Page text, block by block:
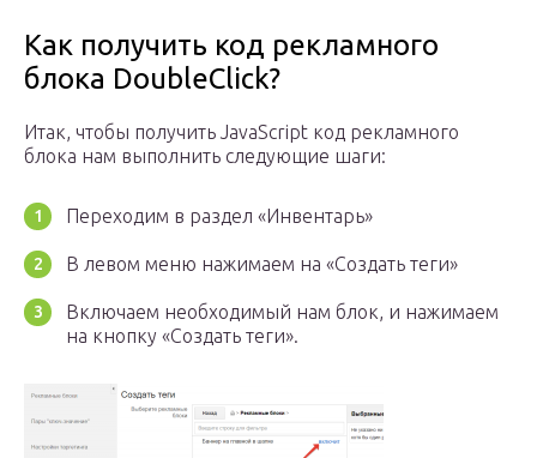
Как получить код рекламного
блока DoubleClick?
Итак, чтобы получить JavaScript код рекламного
блока нам выполнить следующие шаги:
Переходим в раздел «Инвентарь»
В левом меню нажимаем на «Создать теги»
Включаем необходимый нам блок, и нажимаем
на кнопку «Создать теги».